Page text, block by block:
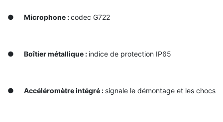
● Microphone :сodec G722
● Boîtier métallique : indice de protection ІР65
● Accéléromètre intégré : signale le démontage et les chocs